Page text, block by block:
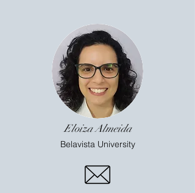
Eloiza Almeida
Belavista University